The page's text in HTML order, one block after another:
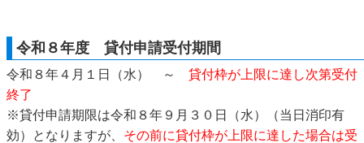
令和８年度 貸付申請受付期間
令和８年４月１日（水） ～ 貸付枠が上限に達し次第受付
終了
※貸付申請期限は令和８年９月３０日（水）（当日消印有
効）となりますが、 その前に貸付枠が上限に達した場合は受